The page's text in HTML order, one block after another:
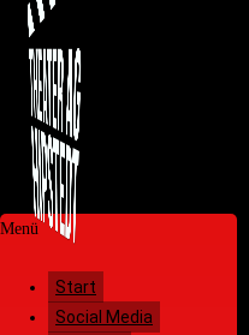
Menü
Start
Social Media